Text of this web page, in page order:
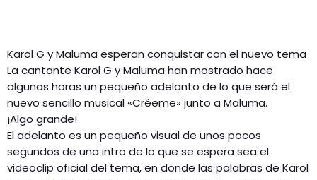
Karol G y Maluma esperan conquistar con el nuevo tema
La cantante Karol G y Maluma han mostrado hace
algunas horas un pequeño adelanto de lo que será el
nuevo sencillo musical «Créeme» junto a Maluma.
¡Algo grande!
El adelanto es un pequeño visual de unos pocos
segundos de una intro de lo que se espera sea el
videoclip oficial del tema, en donde las palabras de Karol